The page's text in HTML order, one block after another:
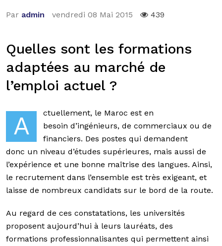
Par admin vendredi 08 Mai 2015 439
Quelles sont les formations
adaptées au marché de
l’emploi actuel ?
A
ctuellement, le Maroc est en
besoin d’ingénieurs, de commerciaux ou de
financiers. Des postes qui demandent
donc un niveau d’études supérieures, mais aussi de
l’expérience et une bonne maîtrise des langues. Ainsi,
le recrutement dans l’ensemble est très exigeant, et
laisse de nombreux candidats sur le bord de la route.
Au regard de ces constatations, les universités
proposent aujourd’hui à leurs lauréats, des
formations professionnalisantes qui permettent ainsi